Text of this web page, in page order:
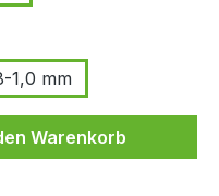
1,0 mm
Warenkorb